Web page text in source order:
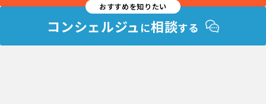
おすすめを知りたい
コンシェルジュ に相談する